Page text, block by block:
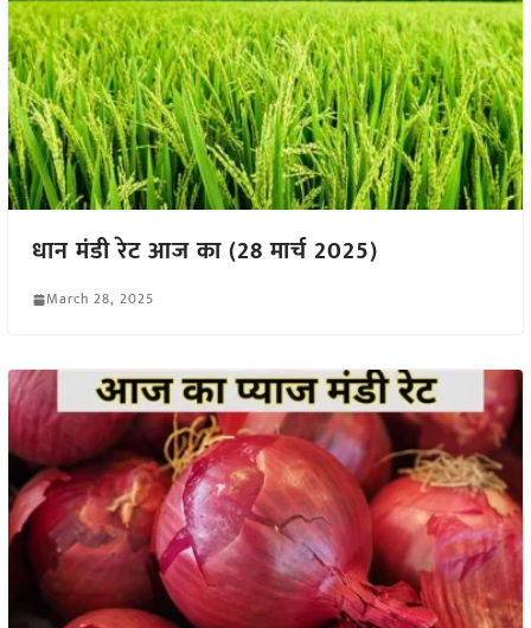
धान मंडी रेट आज का (28 मार्च 2025)
March 28, 2025